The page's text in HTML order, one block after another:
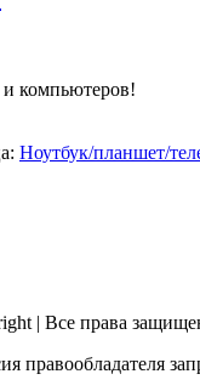
и компьютеров!
Ноутбук/планшет/
| Все права
правообладателя